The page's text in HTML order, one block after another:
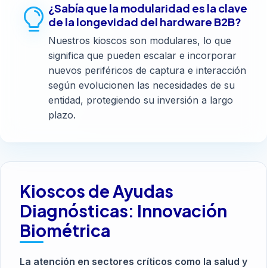
¿Sabía que la modularidad es la clave
de la longevidad del hardware B2B?
Nuestros kioscos son modulares, lo que
significa que pueden escalar e incorporar
nuevos periféricos de captura e interacción
según evolucionen las necesidades de su
entidad, protegiendo su inversión a largo
plazo.
Kioscos de Ayudas
Diagnósticas: Innovación
Biométrica
La atención en sectores críticos como la salud y